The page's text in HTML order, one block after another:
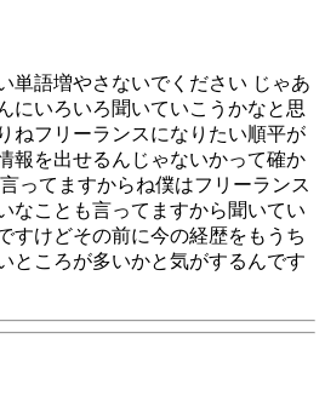
単語増やさないでください じゃあ
にいろいろ聞いていこうかなと思
ねフリーランスになりたい順平が
報を出せるんじゃないかって確か
ってますからね僕はフリーランス
なことも言ってますから聞いてい
すけどその前に今の経歴をもうち
ところが多いかと気がするんです